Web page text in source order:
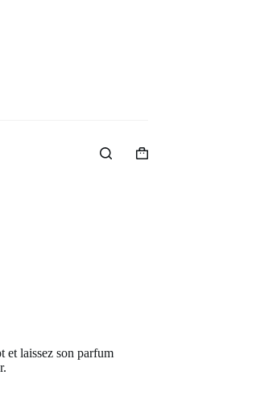
Panier
et laissez son parfum